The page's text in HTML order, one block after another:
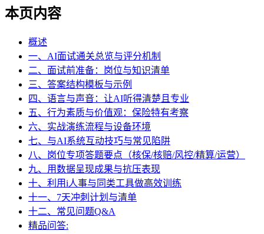
本页内容
概述
一、AI面试通关总览与评分机制
二、面试前准备：岗位与知识清单
三、答案结构模板与示例
四、语言与声音：让AI听得清楚且专业
五、行为素质与价值观：保险特有考察
六、实战演练流程与设备环境
七、与AI系统互动技巧与常见陷阱
八、岗位专项答题要点（核保/核赔/风控/精算/运营）
九、用数据呈现成果与抗压表现
十、利用i人事与同类工具做高效训练
十一、7天冲刺计划与清单
十二、常见问题Q&A
精品问答: